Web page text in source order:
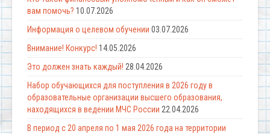
вам помочь? 10.07.2026
Информация о целевом обучении 03.07.2026
Внимание! Конкурс! 14.05.2026
Это должен знать каждый! 28.04.2026
Набор обучающихся для поступления в 2026 году в
образовательные организации высшего образования,
находящихся в ведении МЧС России 22.04.2026
В период с 20 апреля по 1 мая 2026 года на территории